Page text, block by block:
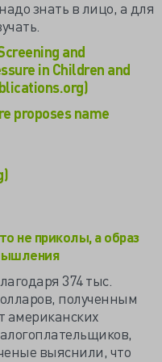
знать в лицо, а для
and
in Children and
proposes name
не приколы, а образ
374 тыс.
полученным
американских
выяснили, что